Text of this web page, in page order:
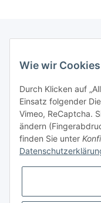
Bitte
Datenschutzerklärung
Informationen zu
Wie wir
Durch Klicken auf
Einsatz folgender
Vimeo, ReCaptcha.
ändern
finden Sie unter